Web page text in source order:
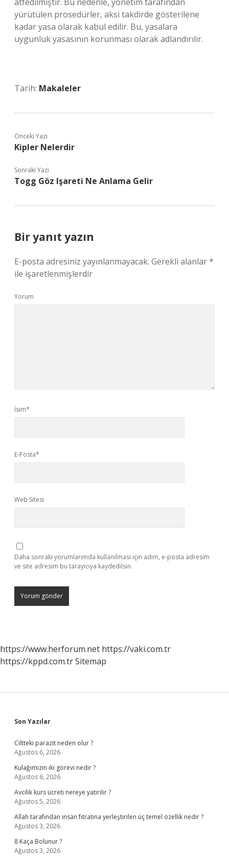
yürütülen prosedürler, aksi takdirde gösterilene
kadar yasa olarak kabul edilir. Bu, yasalara
uygunluk yasasının korunması olarak adlandırılır.
Tarih: Makaleler
Önceki Yazı
Kipler Nelerdir
Sonraki Yazı
Togg Göz Işareti Ne Anlama Gelir
Bir yanıt yazın
E-posta adresiniz yayınlanmayacak. Gerekli alanlar*
ile işaretlenmişlerdir
Yorum
İsim*
E-Posta*
Web Sitesi
Daha sonraki yorumlarımda kullanılması için adım, e-posta adresim
ve site adresim bu tarayıcıya kaydedilsin.
https://www.herforum.net https://vaki.com.tr
https://kppd.com.trSitemap
Sidebar
Son Yazılar
Ciltteki parazit neden olur ?
Ağustos 6, 2026
Kulağımızın iki görevi nedir ?
Ağustos 6, 2026
Avcılık kurs ücreti nereye yatırılır ?
Ağustos 5, 2026
Allah tarafından insan fıtratına yerleştirilen üç temel özellik nedir ?
Ağustos 3, 2026
8 Kaça Bolunur ?
Ağustos 3, 2026